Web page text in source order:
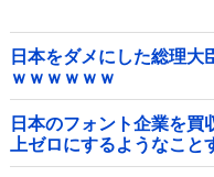
日本をダメにした総理大
ｗｗｗｗｗｗ
日本のフォント企業を
上ゼロにするようなこ
針転換を……他